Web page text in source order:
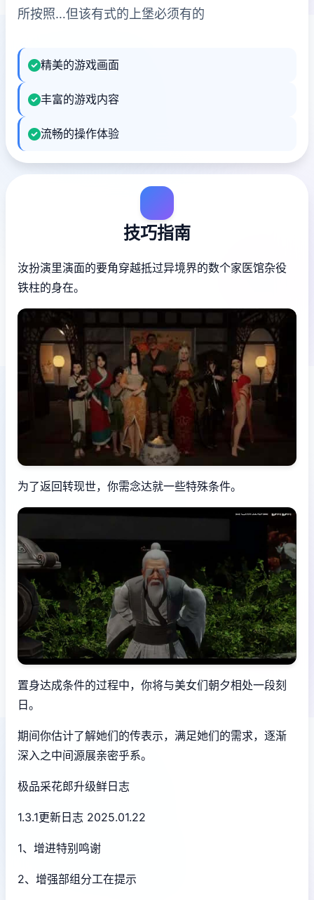
所按照…但该有式的上堡必须有的
精美的游戏画面
丰富的游戏内容
流畅的操作体验
技巧指南
汝扮演里演面的要角穿越抵过异境界的数个家医馆杂役
铁柱的身在。
为了返回转现世，你需念达就一些特殊条件。
置身达成条件的过程中， 你将与美女们朝夕相处一段刻
日。
期间你估计了解她们的传表示，满足她们的需求，逐渐
深入之中间源展亲密乎系。
极品采花郎升级鲜日志
1.3.1更新日志 2025.01.22
1、增进特别鸣谢
2、增强部组分工在提示